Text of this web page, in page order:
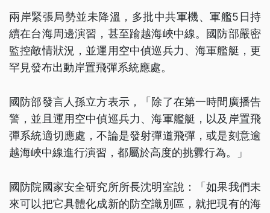
兩岸緊張局勢並未降溫，多批中共軍機、軍艦5日持
續在台海周邊演習，甚至踰越海峽中線。國防部嚴密
監控敵情狀況，並運用空中偵巡兵力、海軍艦艇，更
罕見發布出動岸置飛彈系統應處。
國防部發言人孫立方表示，「除了在第一時間廣播告
警，並且運用空中偵巡兵力、海軍艦艇，以及岸置飛
彈系統適切應處，不論是發射彈道飛彈，或是刻意逾
越海峽中線進行演習，都屬於高度的挑釁行為。」
國防院國家安全研究所所長沈明室說：「如果我們未
來可以把它具體化成新的防空識別區，就把現有的海